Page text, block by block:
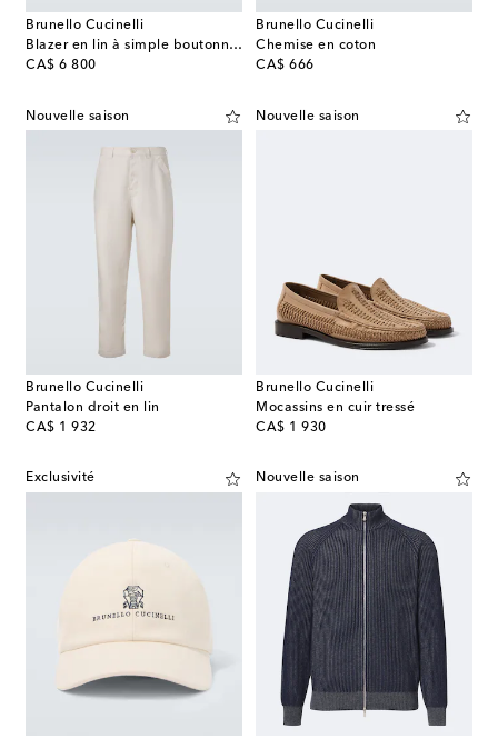
Brunello Cucinelli
Blazer en lin à simple boutonnage
CA$ 6 800
original price
Brunello Cucinelli
Chemise en coton
CA$ 666
original price
Nouvelle saison
Brunello Cucinelli
Pantalon droit en lin
CA$ 1 932
original price
Nouvelle saison
Brunello Cucinelli
Mocassins en cuir tressé
CA$ 1 930
original price
Exclusivité Nouvelle saison